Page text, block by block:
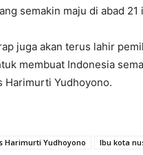
semakin maju di abad
juga akan terus lahir
membuat Indonesia
Harimurti Yudhoyono.
Harimurti Yudhoyono Ibu kota